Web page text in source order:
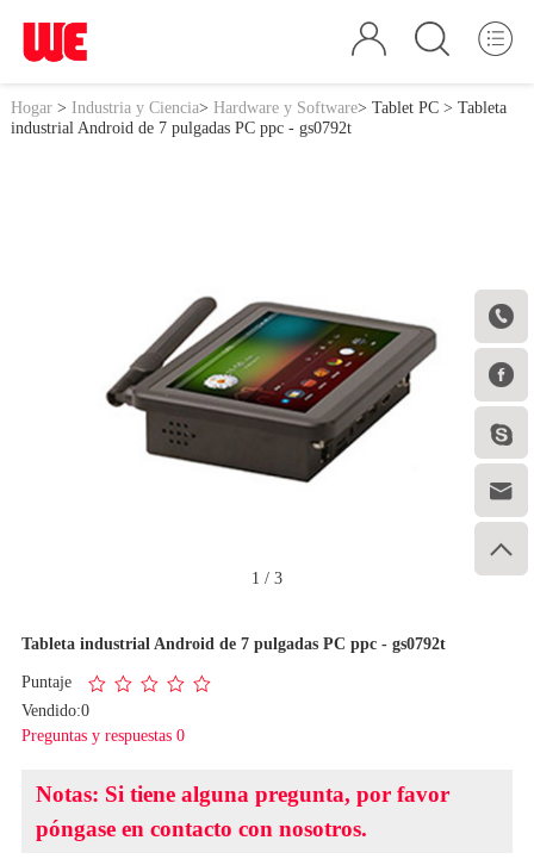





Hogar> Industria y Ciencia> Hardware y Software> Tablet PC> Tableta
industrial Android de 7 pulgadas PC ppc - gs0792t
1 / 3
Tableta industrial Android de 7 pulgadas PC ppc - gs0792t
Puntaje
Vendido:0
Preguntas y respuestas 0
Notas: Si tiene alguna pregunta, por favor
póngase en contacto con nosotros.